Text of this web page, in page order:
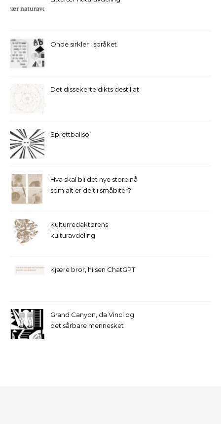
Onde sirkler i språket
Det dissekerte dikts destillat
Sprettballsol
Hva skal bli det nye store nå
som alt er delt i småbiter?
Kulturredaktørens
kulturavdeling
Kjære bror, hilsen ChatGPT
Grand Canyon, da Vinci og
det sårbare mennesket